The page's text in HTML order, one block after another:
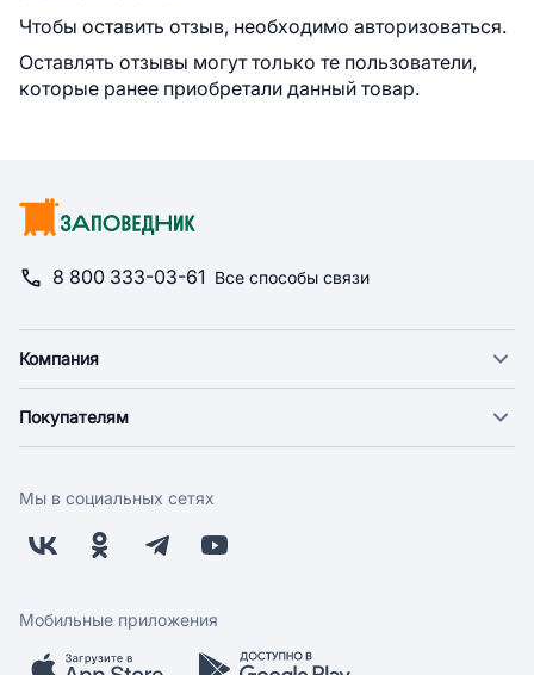
Чтобы оставить отзыв, необходимо авторизоваться.
Оставлять отзывы могут только те пользователи,
которые ранее приобретали данный товар.
8 800 333-03-61 Все способы связи
Компания
Новости
Поставщикам
Заводчикам
Обратная связь
Покупателям
Оплата
Бонусная программа
Скидки и акции
Мы в социальных сетях
Мобильные приложения